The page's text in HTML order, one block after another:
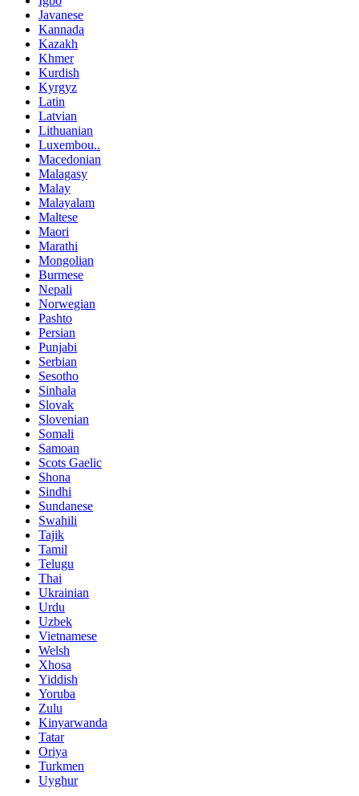
Javanese
Kannada
Kazakh
Khmer
Kurdish
Kyrgyz
Latin
Latvian
Lithuanian
Luxembou..
Macedonian
Malagasy
Malay
Malayalam
Maltese
Maori
Marathi
Mongolian
Burmese
Nepali
Norwegian
Pashto
Persian
Punjabi
Serbian
Sesotho
Sinhala
Slovak
Slovenian
Somali
Samoan
Scots Gaelic
Shona
Sindhi
Sundanese
Swahili
Tajik
Tamil
Telugu
Thai
Ukrainian
Urdu
Uzbek
Vietnamese
Welsh
Xhosa
Yiddish
Yoruba
Zulu
Kinyarwanda
Tatar
Oriya
Turkmen
Uyghur